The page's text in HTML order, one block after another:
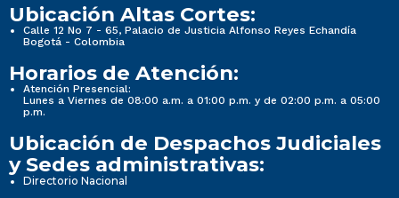
Ubicación Altas Cortes:
Calle 12 No 7 - 65, Palacio de Justicia Alfonso Reyes Echandía
Bogotá - Colombia
Horarios de Atención:
Atención Presencial:
Lunes a Viernes de 08:00 a.m. a 01:00 p.m. y de 02:00 p.m. a 05:00
p.m.
Ubicación de Despachos Judiciales
y Sedes administrativas:
Directorio Nacional